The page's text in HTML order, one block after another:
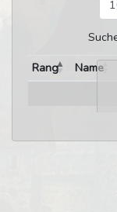
Rang Name